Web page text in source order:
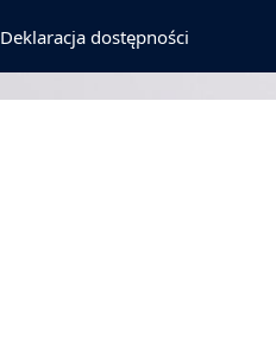
Deklaracja dostępności